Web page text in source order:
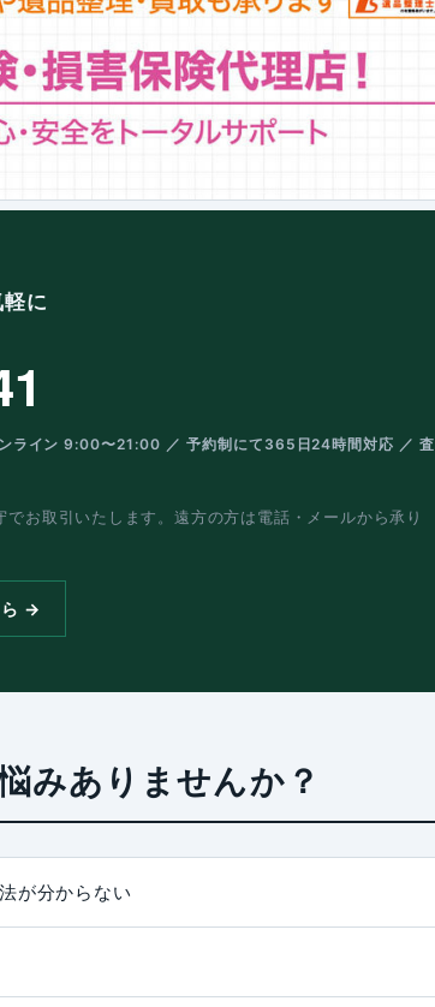
に
ライン 9:00〜21:00 ／ 予約制にて365日24時間対応 ／ 査
お取引いたします。遠方の方は電話・メールから承り
ら →
みありませんか？
が分からない